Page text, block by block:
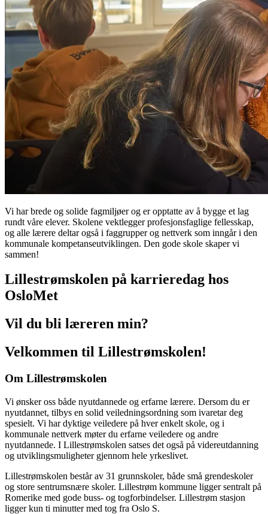
Vi har brede og solide fagmiljøer og er opptatte av å bygge et lag
rundt våre elever. Skolene vektlegger profesjonsfaglige fellesskap,
og alle lærere deltar også i faggrupper og nettverk som inngår i den
kommunale kompetanseutviklingen. Den gode skole skaper vi
sammen!
Lillestrømskolen på karrieredag hos
OsloMet
Vil du bli læreren min?
Velkommen til Lillestrømskolen!
Om Lillestrømskolen
Vi ønsker oss både nyutdannede og erfarne lærere. Dersom du er
nyutdannet, tilbys en solid veiledningsordning som ivaretar deg
spesielt. Vi har dyktige veiledere på hver enkelt skole, og i
kommunale nettverk møter du erfarne veiledere og andre
nyutdannede. I Lillestrømskolen satses det også på videreutdanning
og utviklingsmuligheter gjennom hele yrkeslivet.
Lillestrømskolen består av 31 grunnskoler, både små grendeskoler
og store sentrumsnære skoler. Lillestrøm kommune ligger sentralt på
Romerike med gode buss- og togforbindelser. Lillestrøm stasjon
ligger kun ti minutter med tog fra Oslo S.